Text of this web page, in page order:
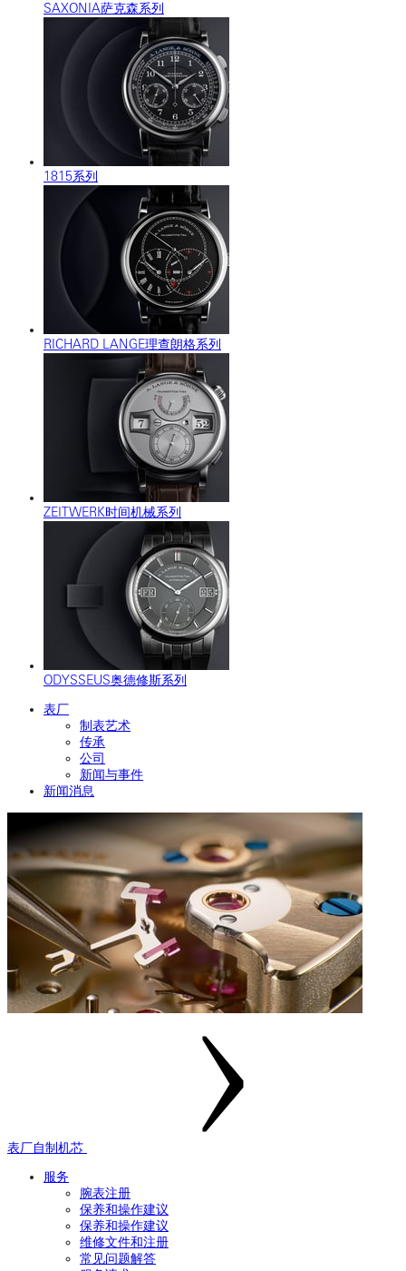
SAXONIA萨克森系列
1815系列
RICHARD LANGE理查朗格系列
ZEITWERK时间机械系列
ODYSSEUS奥德修斯系列
表厂
制表艺术
传承
公司
新闻与事件
新闻消息
表厂自制机芯
服务
腕表注册
保养和操作建议
保养和操作建议
维修文件和注册
常见问题解答